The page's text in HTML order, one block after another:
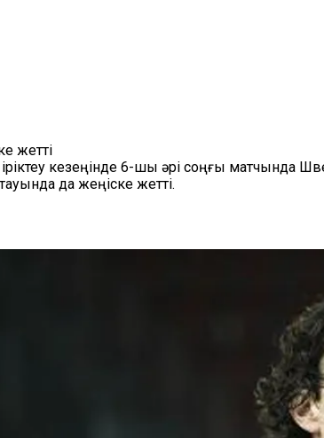
жетті
кезеңінде 6-шы әрі соңғы
да жеңіске жетті.